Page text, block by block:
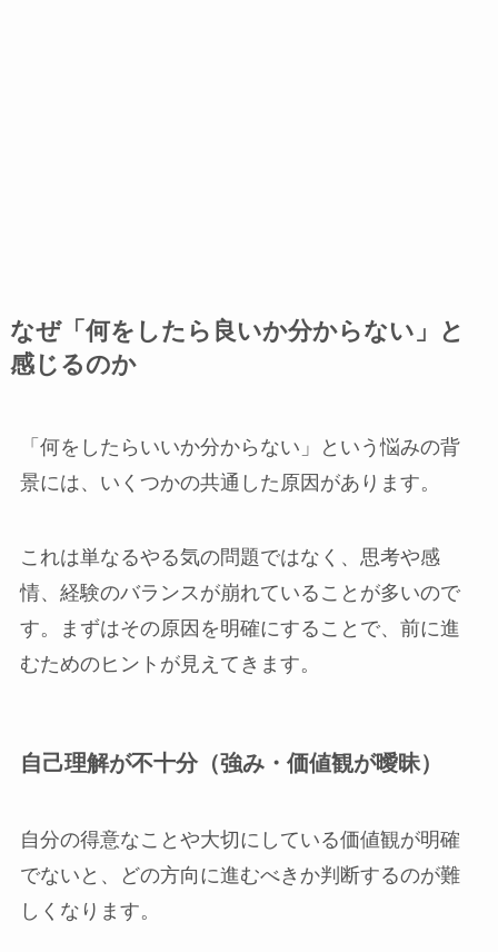
なぜ「何をしたら良いか分からない」と
感じるのか
「何をしたらいいか分からない」という悩みの背
景には、いくつかの共通した原因があります。
これは単なるやる気の問題ではなく、思考や感
情、経験のバランスが崩れていることが多いので
す。まずはその原因を明確にすることで、前に進
むためのヒントが見えてきます。
自己理解が不十分（強み・価値観が曖昧）
自分の得意なことや大切にしている価値観が明確
でないと、どの方向に進むべきか判断するのが難
しくなります。